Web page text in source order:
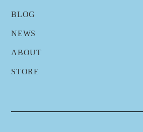
BLOG
NEWS
ABOUT
STORE